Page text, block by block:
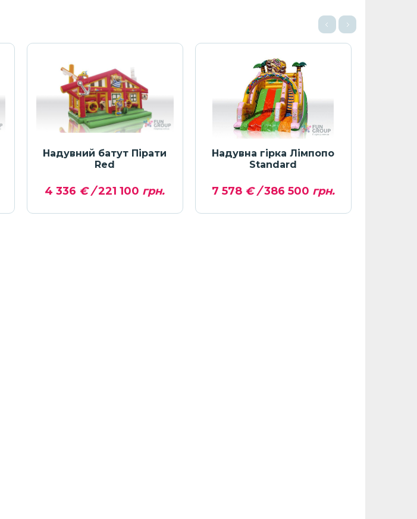
Надувний батут Пірати
Red
4 336 € /221 100 грн.
Надувна гірка Лімпопо
Standard
7 578€ /386 500 грн.